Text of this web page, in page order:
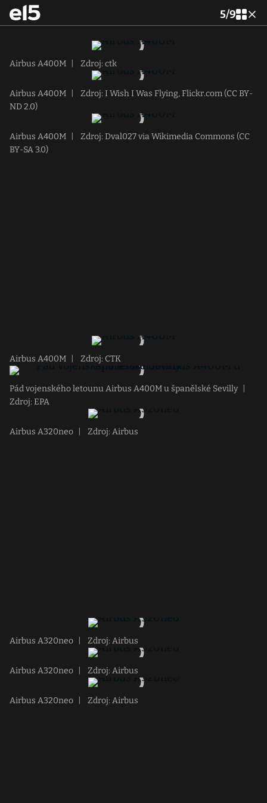
5/9
Airbus A400M Zdroj: ctk
Airbus A400M
Zdroj: I Wish I Was Flying, Flickr.com (CC BY-
ND 2.0)
Airbus A400M
Zdroj: Dval027 via Wikimedia Commons (CC
BY-SA 3.0)
Airbus A400M Zdroj: CTK
Pád vojenského letounu Airbus A400M u španělské Sevilly
Zdroj: EPA
Airbus A320neo Zdroj: Airbus
Airbus A320neo Zdroj: Airbus
Airbus A320neo Zdroj: Airbus
Airbus A320neo Zdroj: Airbus